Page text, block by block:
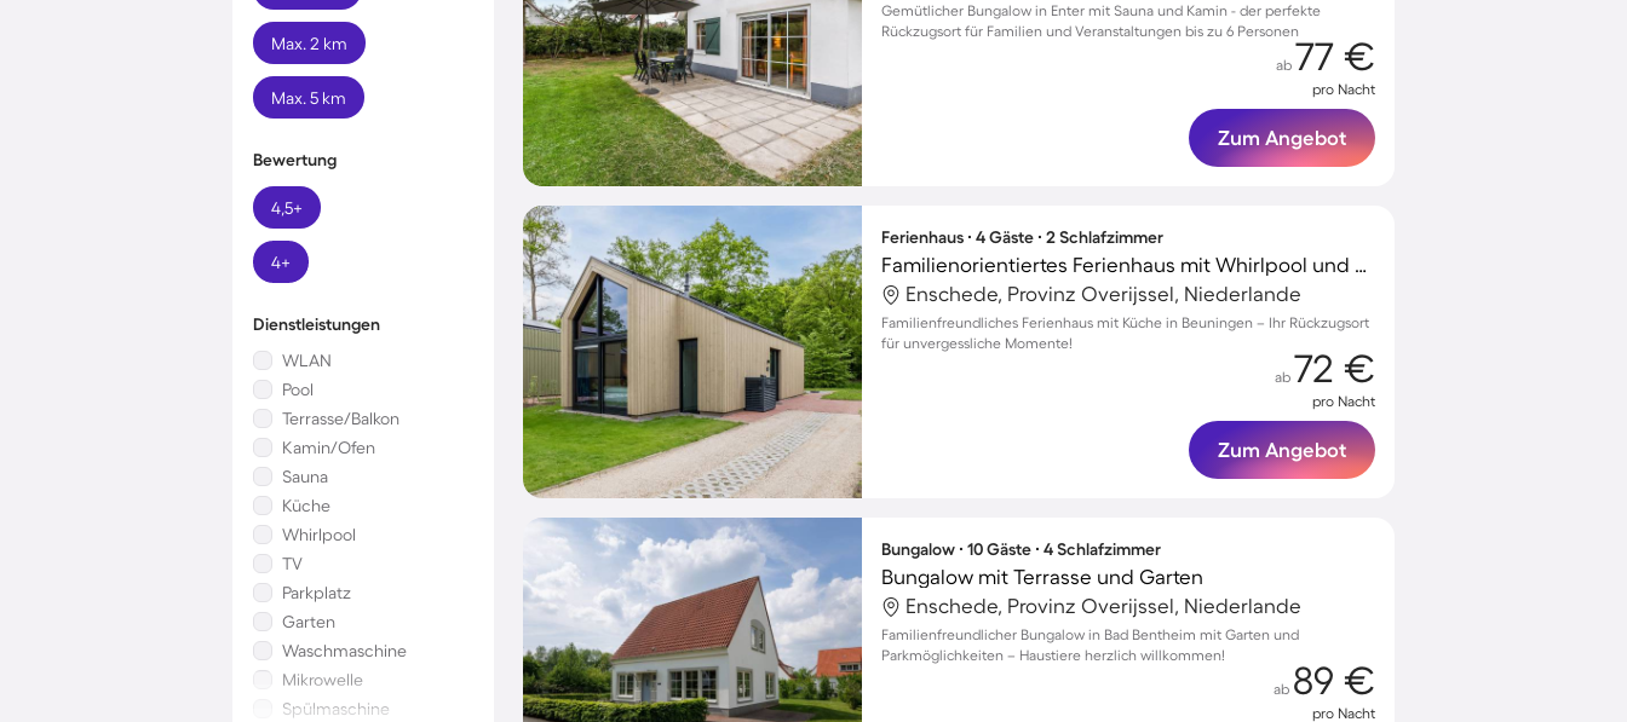
Max. 2 km
Max. 5 km
Bewertung
4,5+
4+
Dienstleistungen
WLAN
Pool
Terrasse/Balkon
Kamin/Ofen
Sauna
Küche
Whirlpool
TV
Parkplatz
Garten
Waschmaschine
Mikrowelle
Spülmaschine
Gemütlicher Bungalow in Enter mit Sauna und Kamin - der perfekte
Rückzugsort für Familien und Veranstaltungen bis zu 6 Personen
ab 77 €
pro Nacht
Zum Angebot
Ferienhaus ∙ 4 Gäste ∙ 2 Schlafzimmer
Familienorientiertes Ferienhaus mit Whirlpool und Sauna
Enschede, Provinz Overijssel, Niederlande
Familienfreundliches Ferienhaus mit Küche in Beuningen – Ihr Rückzugsort
für unvergessliche Momente!
ab 72 €
pro Nacht
Zum Angebot
Bungalow ∙ 10 Gäste ∙ 4 Schlafzimmer
Bungalow mit Terrasse und Garten
Enschede, Provinz Overijssel, Niederlande
Familienfreundlicher Bungalow in Bad Bentheim mit Garten und
Parkmöglichkeiten – Haustiere herzlich willkommen!
ab 89 €
pro Nacht